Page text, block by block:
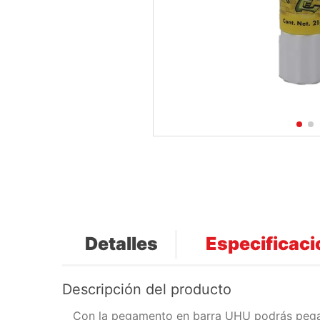
Detalles
Descripción del producto
Con la pegamento en barra UHU podrás